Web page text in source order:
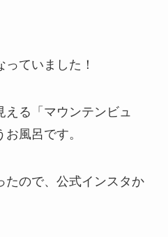
ていました！
える「マウンテンビュ
風呂です。
たので、公式インスタか